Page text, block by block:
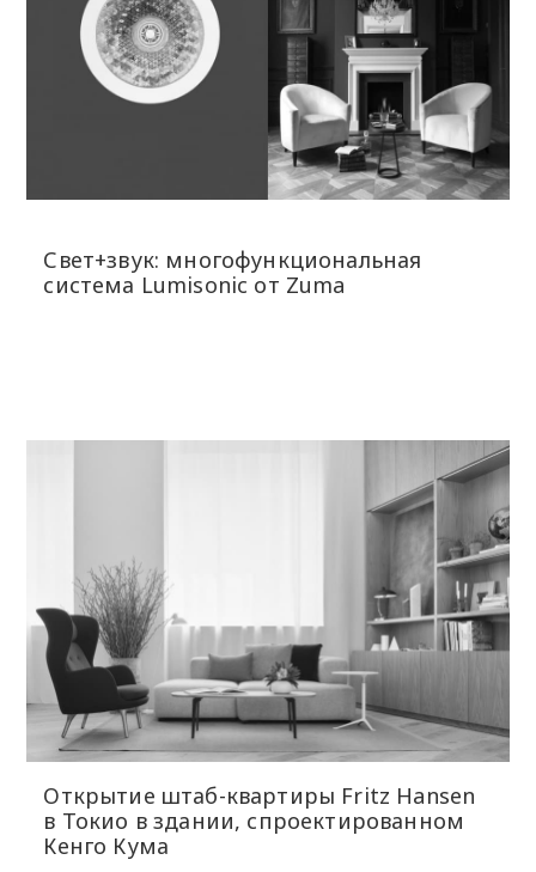
Свет+звук: многофункциональная
система Lumisonic от Zuma
Открытие штаб-квартиры Fritz Hansen
в Токио в здании, спроектированном
Кенго Кума